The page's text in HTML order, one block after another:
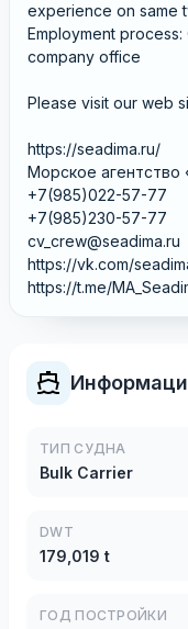
experience on same
Employment
company office
Please visit our web
https://seadima.ru/
Морское агентство
+7(985)022-57-77
+7(985)230-57-77
cv_crew@seadima.ru
https://vk.com/
https://t.me/
ТИП СУДНА
Bulk Carrier
DWT
179,019 t
ГОД ПОСТРОЙКИ